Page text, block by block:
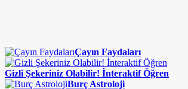
Çayın Faydaları
Gizli Şekeriniz Olabilir! İnteraktif Öğren
Burç Astroloji